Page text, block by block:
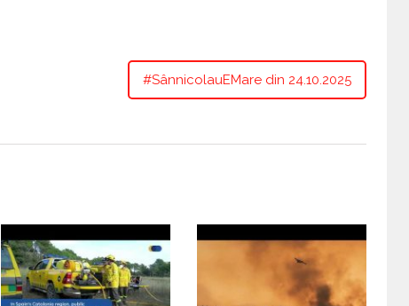
#SânnicolauEMare din 24.10.2025